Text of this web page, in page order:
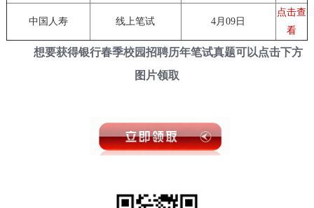
中国人寿 线上笔试 4月09日
点击查
看
想要获得银行春季校园招聘历年笔试真题可以点击下方
图片领取